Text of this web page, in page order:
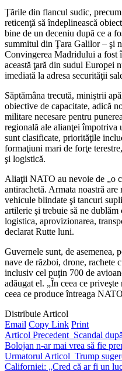
Ţările din flancul sudic,
reticenţă să îndeplinească
bine de un deceniu după ce a
summitul din Ţara Galilor – şi
Convingerea Madridului a fost
această ţară din sudul Europei
imediată la adresa securităţii
Săptămâna trecută, miniştrii
obiective de capacitate, adică
militare necesare pentru
regională ale alianţei împotriva
sunt clasificate, priorităţile
formaţiuni mari de forţe
şi logistică.
Aliaţii NATO au nevoie de „o
antirachetă. Armata noastră
vehicule blindate şi tancuri
artilerie şi trebuie să ne
logistica, aprovizionarea,
declarat Rutte luni.
Guvernele sunt, de asemenea,
nave de război, drone, rachete
inclusiv cel puţin 700 de
adăugat el. „În ceea ce
ceea ce produce întreaga
Distribuie Articol
Email Copy Link Print
Articol Precedent Scandal
Bolojan n-ar mai vrea să fie
Urmatorul Articol Trump
Californiei: „Cred că ar fi un